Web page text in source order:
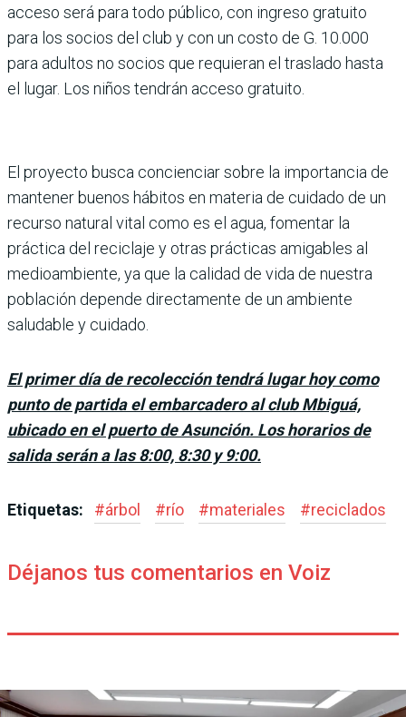
acceso será para todo público, con ingreso gratuito
para los socios del club y con un costo de G. 10.000
para adultos no socios que requieran el tras­lado hasta
el lugar. Los niños tendrán acceso gratuito.
El proyecto busca concien­ciar sobre la importancia de
mantener buenos hábitos en materia de cuidado de un
recurso natural vital como es el agua, fomentar la
práctica del reciclaje y otras prácti­cas amigables al
medioam­biente, ya que la calidad de vida de nuestra
población depende directamente de un ambiente
saludable y cuidado.
El primer día de recolección tendrá lugar hoy como
punto de partida el embarcadero al club Mbiguá,
ubicado en el puerto de Asunción. Los horarios de
salida serán a las 8:00, 8:30 y 9:00.
Etiquetas: #árbol #río #materiales #reciclados
Déjanos tus comentarios en Voiz